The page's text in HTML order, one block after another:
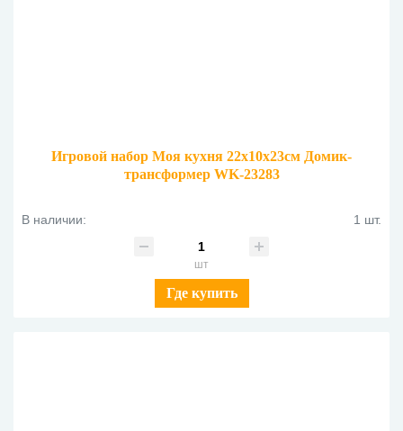
Игровой набор Моя кухня 22х10х23см Домик-
трансформер WK-23283
В наличии: 1 шт.
шт
Где купить